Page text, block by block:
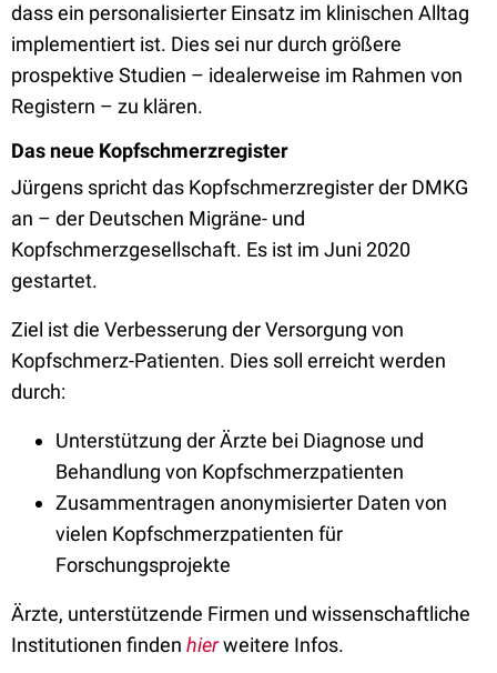
dass ein personalisierter Einsatz im klinischen Alltag
implementiert ist. Dies sei nur durch größere
prospektive Studien – idealerweise im Rahmen von
Registern – zu klären.
Das neue Kopfschmerzregister
Jürgens spricht das Kopfschmerzregister der DMKG
an – der Deutschen Migräne- und
Kopfschmerzgesellschaft. Es ist im Juni 2020
gestartet.
Ziel ist die Verbesserung der Versorgung von
Kopfschmerz-Patienten. Dies soll erreicht werden
durch:
Unterstützung der Ärzte bei Diagnose und
Behandlung von Kopfschmerzpatienten
Zusammentragen anonymisierter Daten von
vielen Kopfschmerzpatienten für
Forschungsprojekte
Ärzte, unterstützende Firmen und wissenschaftliche
Institutionen finden hierweitere Infos.